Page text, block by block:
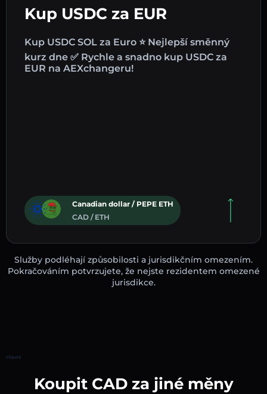
Kup USDC za EUR
Kup USDC SOL za Euro ⭐ Nejlepší směnný
kurz dne ✅ Rychle a snadno kup USDC za
EUR na AEXchangeru!
Canadian dollar / PEPE ETH
CAD / ETH
Služby podléhají způsobilosti a jurisdikčním omezením.
Pokračováním potvrzujete, že nejste rezidentem omezené
jurisdikce.
Hlavní
Koupit CAD za jiné měny